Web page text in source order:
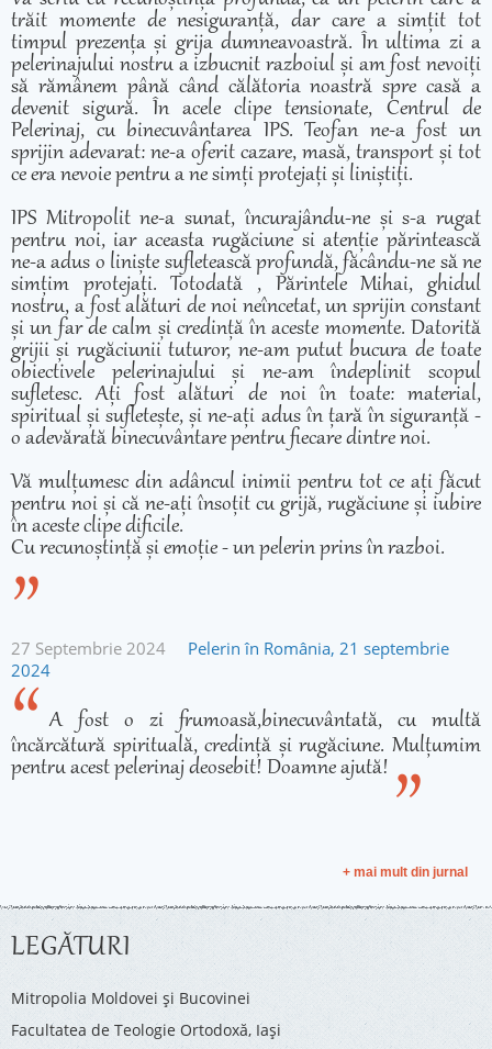
trăit momente de nesiguranță, dar care a simțit tot
timpul prezența și grija dumneavoastră. În ultima zi a
pelerinajului nostru a izbucnit razboiul și am fost nevoiți
să rămânem până când călătoria noastră spre casă a
devenit sigură. În acele clipe tensionate, Centrul de
Pelerinaj, cu binecuvântarea IPS. Teofan ne-a fost un
sprijin adevarat: ne-a oferit cazare, masă, transport și tot
ce era nevoie pentru a ne simți protejați și liniștiți.
IPS Mitropolit ne-a sunat, încurajându-ne și s-a rugat
pentru noi, iar aceasta rugăciune si atenție părintească
ne-a adus o liniște sufletească profundă, făcându-ne să ne
simțim protejați. Totodată , Părintele Mihai, ghidul
nostru, a fost alături de noi neîncetat, un sprijin constant
și un far de calm și credință în aceste momente. Datorită
grijii și rugăciunii tuturor, ne-am putut bucura de toate
obiectivele pelerinajului și ne-am îndeplinit scopul
sufletesc. Ați fost alături de noi în toate: material,
spiritual și sufletește, și ne-ați adus în țară în siguranță -
o adevărată binecuvântare pentru fiecare dintre noi.
Vă mulțumesc din adâncul inimii pentru tot ce ați făcut
pentru noi și că ne-ați însoțit cu grijă, rugăciune și iubire
în aceste clipe dificile.
Cu recunoștință și emoție - un pelerin prins în razboi.
27 Septembrie 2024
Pelerin în România, 21 septembrie
2024
A fost o zi frumoasă,binecuvântată, cu multă
încărcătură spirituală, credință și rugăciune. Mulțumim
pentru acest pelerinaj deosebit! Doamne ajută!
+ mai mult din jurnal
LEGĂTURI
Mitropolia Moldovei și Bucovinei
Facultatea de Teologie Ortodoxă, Iaşi